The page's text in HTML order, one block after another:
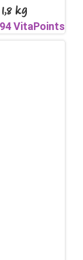
kg
VitaPoints